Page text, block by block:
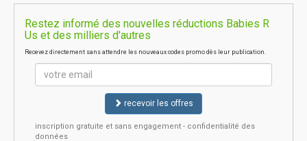
Restez informé des nouvelles réductions Babies R
Us et des milliers d'autres
Recevez directement sans attendre les nouveaux codes promo dès leur publication.
recevoir les offres
inscription gratuite et sans engagement - confidentialité des
données